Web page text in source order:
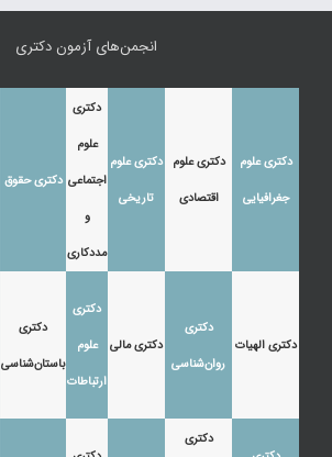
انجمن‌های آزمون دکتری
دکتری علوم
جغرافیایی
دکتری علوم
اقتصادی
دکتری علوم
تاریخی
دکتری
علوم
اجتماعی
و
مددکاری
دکتری حقوق
دکتری الهیات
دکتری
روان‌شناسی
دکتری مالی
دکتری
علوم
ارتباطات
دکتری
باستان‌شناسی
دکتری